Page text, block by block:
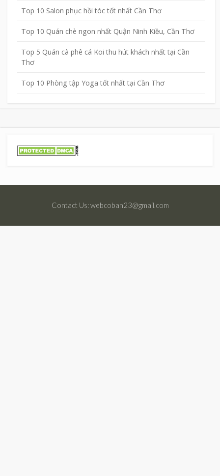
Top 10 Salon phục hồi tóc tốt nhất Cần Thơ
Top 10 Quán chè ngon nhất Quận Ninh Kiều, Cần Thơ
Top 5 Quán cà phê cá Koi thu hút khách nhất tại Cần
Thơ
Top 10 Phòng tập Yoga tốt nhất tại Cần Thơ
Contact Us: webcoban23@gmail.com